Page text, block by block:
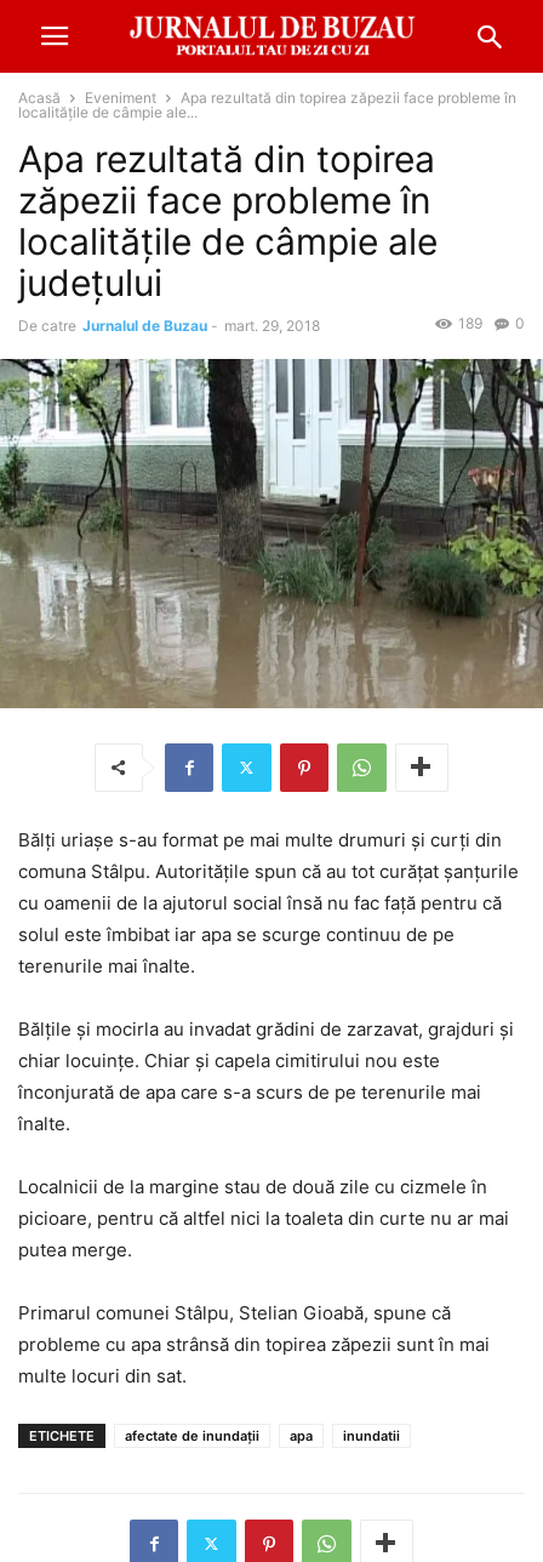
Acasă Eveniment
Apa rezultată din topirea zăpezii face probleme în
localităţile de câmpie ale...
Apa rezultată din topirea
zăpezii face probleme în
localităţile de câmpie ale
judeţului
De catre Jurnalul de Buzau - mart. 29, 2018 0
189
Bălţi uriaşe s-au format pe mai multe drumuri şi curţi din
comuna Stâlpu. Autorităţile spun că au tot curăţat şanţurile
cu oamenii de la ajutorul social însă nu fac faţă pentru că
solul este îmbibat iar apa se scurge continuu de pe
terenurile mai înalte.
Bălţile şi mocirla au invadat grădini de zarzavat, grajduri şi
chiar locuinţe. Chiar şi capela cimitirului nou este
înconjurată de apa care s-a scurs de pe terenurile mai
înalte.
Localnicii de la margine stau de două zile cu cizmele în
picioare, pentru că altfel nici la toaleta din curte nu ar mai
putea merge.
Primarul comunei Stâlpu, Stelian Gioabă, spune că
probleme cu apa strânsă din topirea zăpezii sunt în mai
multe locuri din sat.
ETICHETE afectate de inundații apa inundatii